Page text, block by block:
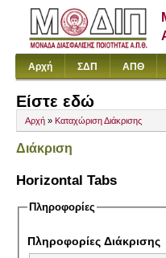
Αρχή ΣΔΠ ΑΠΘ
Είστε εδώ
Αρχή » Καταχώριση Διάκρισης
Διάκριση
Horizontal Tabs
Πληροφορίες
Πληροφορίες Διάκρισης